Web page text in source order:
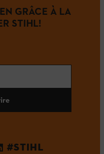
GRÂCE À LA
STIHL!
#STIHL